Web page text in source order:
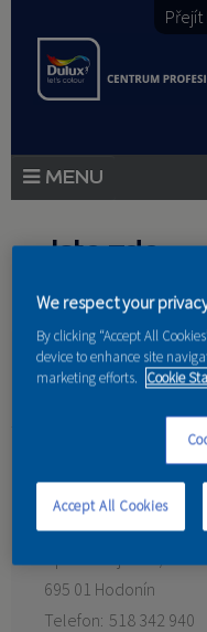
Přejít
AKCE A NOVINKY
KONTAKT
Jste zde
Domů»Partneri
Tokaho
695 01 Hodonín
Telefon: 518 342 940
We respect your
By clicking “Accept All
device to enhance site
marketing efforts. Cookie
Accept All Cookies